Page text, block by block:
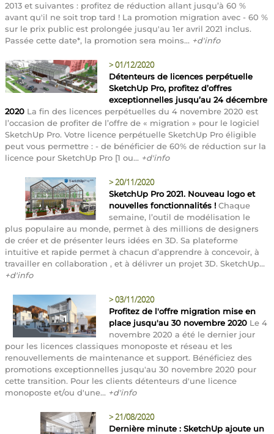
2013 et suivantes : profitez de réduction allant jusqu’à 60 %
avant qu'il ne soit trop tard ! La promotion migration avec - 60 %
sur le prix public est prolongée jusqu'au 1er avril 2021 inclus.
Passée cette date*, la promotion sera moins... +d'info
>01/12/2020
Détenteurs de licences perpétuelle
SketchUp Pro, profitez d’offres
exceptionnelles jusqu’au 24 décembre
2020 La fin des licences perpétuelles du 4 novembre 2020 est
l’occasion de profiter de l’offre de « migration » pour le logiciel
SketchUp Pro. Votre licence perpétuelle SketchUp Pro éligible
peut vous permettre : - de bénéficier de 60% de réduction sur la
licence pour SketchUp Pro [1 ou... +d'info
>20/11/2020
SketchUp Pro 2021. Nouveau logo et
nouvelles fonctionnalités ! Chaque
semaine, l’outil de modélisation le
plus populaire au monde, permet à des millions de designers
de créer et de présenter leurs idées en 3D. Sa plateforme
intuitive et rapide permet à chacun d’apprendre à concevoir, à
travailler en collaboration , et à délivrer un projet 3D. SketchUp...
+d'info
>03/11/2020
Profitez de l'offre migration mise en
place jusqu'au 30 novembre 2020 Le 4
novembre 2020 a été le dernier jour
pour les licences classiques monoposte et réseau et les
renouvellements de maintenance et support. Bénéficiez des
promotions exceptionnelles jusqu'au 30 novembre 2020 pour
cette transition. Pour les clients détenteurs d'une licence
monoposte et/ou d'une... +d'info
>21/08/2020
Dernière minute : SketchUp ajoute un